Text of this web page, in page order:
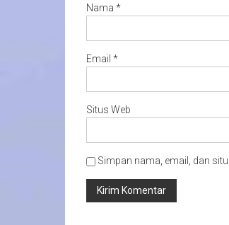
Nama *
Email *
Situs Web
Simpan nama, email, dan